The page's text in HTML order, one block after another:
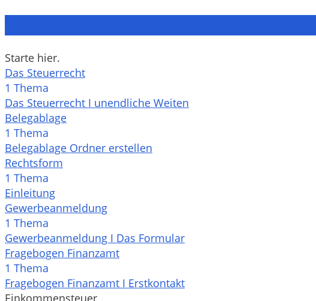
Starte hier.
Das Steuerrecht
1 Thema
Das Steuerrecht I unendliche Weiten
Belegablage
1 Thema
Belegablage Ordner erstellen
Rechtsform
1 Thema
Einleitung
Gewerbeanmeldung
1 Thema
Gewerbeanmeldung I Das Formular
Fragebogen Finanzamt
1 Thema
Fragebogen Finanzamt I Erstkontakt
Einkommensteuer